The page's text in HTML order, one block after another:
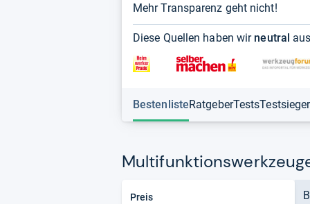
mit
den
Pfeiltasten
auswählen.
Mehr Transparenz geht nicht!
Diese Quellen haben wir neutral
BestenlisteRatgeberTestsTestsieger
Preis